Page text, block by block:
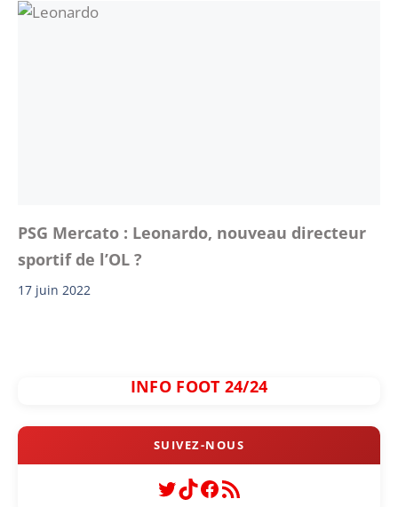
PSG Mercato : Leonardo, nouveau directeur
sportif de l’OL ?
17 juin 2022
INFO FOOT 24/24
Twitter
TikTok
Facebook
Flux RSS